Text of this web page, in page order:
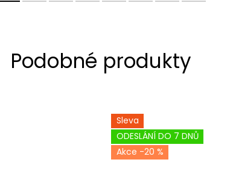
Sleva
ODESLÁNÍ DO 7 DNŮ
-20 %